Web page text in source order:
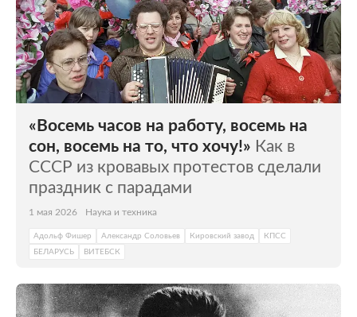
«Восемь часов на работу, восемь на
сон, восемь на то, что хочу!» Как в
СССР из кровавых протестов сделали
праздник с парадами
1 мая 2026 Наука и техника
Адольф Фишер Александр Соловьев Кировский завод
КПСС
БЕЛАРУСЬ
ВИТЕБСК